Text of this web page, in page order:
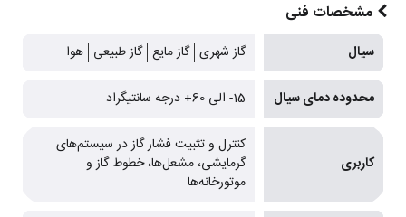
مشخصات فنی
سیال گاز شهری گاز مایع گاز طبیعی هوا
محدوده دمای سیال 15- الی 60+ درجه سانتیگراد
کاربری
کنترل و تثبیت فشار گاز در سیستم‌های
گرمایشی، مشعل‌ها، خطوط گاز و
موتورخانه‌ها